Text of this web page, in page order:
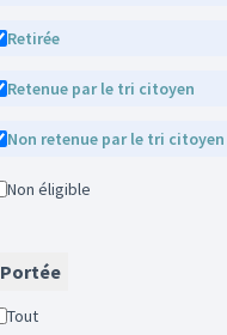
Retirée
Retenue par le tri citoyen
Non retenue par le tri citoyen
Non éligible
Portée
Tout